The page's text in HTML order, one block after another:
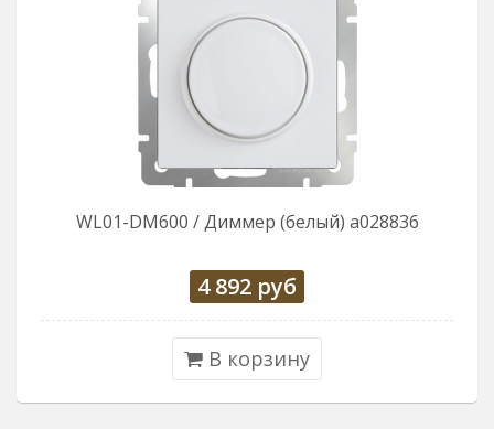
WL01-DM600 / Диммер (белый) a028836
4 892 руб
В корзину